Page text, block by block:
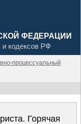
ФЕДЕРАЦИИ
кодексов РФ
процессуальный
Горячая